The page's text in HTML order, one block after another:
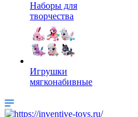
Наборы для
творчества
Игрушки
мягконабивные